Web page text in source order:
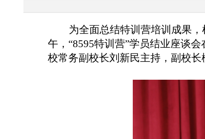
为全面总结特训营培训成果
午，“8595特训营”学员结业座谈
校常务副校长刘新民主持，副校长